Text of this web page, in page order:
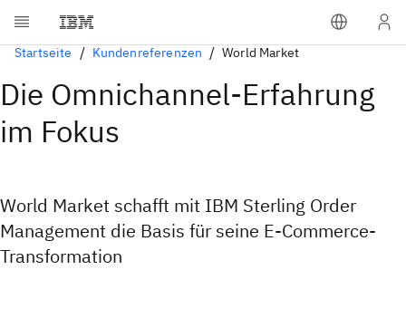
Startseite Kundenreferenzen World Market
Die Omnichannel-Erfahrung
im Fokus
World Market schafft mit IBM Sterling Order
Management die Basis für seine E-Commerce-
Transformation